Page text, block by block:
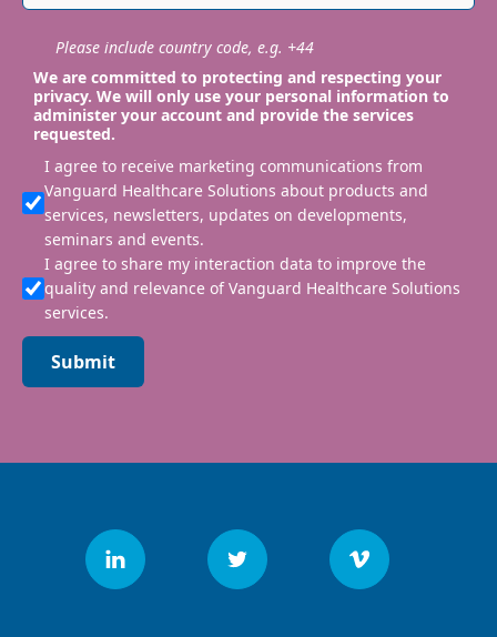
Please include country code, e.g. +44
We are committed to protecting and respecting your
privacy. We will only use your personal information to
administer your account and provide the services
requested.
I agree to receive marketing communications from
Vanguard Healthcare Solutions about products and
services, newsletters, updates on developments,
seminars and events.
I agree to share my interaction data to improve the
quality and relevance of Vanguard Healthcare Solutions
services.
Submit